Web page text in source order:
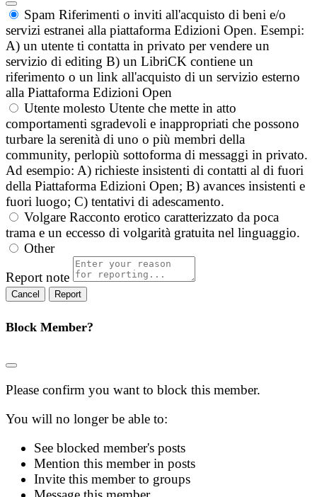
Spam Riferimenti o inviti all'acquisto di beni e/o
servizi estranei alla piattaforma Edizioni Open. Esempi:
A) un utente ti contatta in privato per vendere un
servizio di editing B) un LibriCK contiene un
riferimento o un link all'acquisto di un servizio esterno
alla Piattaforma Edizioni Open
Utente molesto Utente che mette in atto
comportamenti sgradevoli e inappropriati che possono
turbare la serenità di uno o più membri della
community, perlopiù sottoforma di messaggi in privato.
Ad esempio: A) richieste insistenti di contatti al di fuori
della Piattaforma Edizioni Open; B) avances insistenti e
fuori luogo; C) tentativi di adescamento.
Volgare Racconto erotico caratterizzato da poca
trama e un eccesso di volgarità gratuita nel linguaggio.
Other
Report note
Report
Block Member?
Please confirm you want to block this member.
You will no longer be able to:
See blocked member's posts
Mention this member in posts
Invite this member to groups